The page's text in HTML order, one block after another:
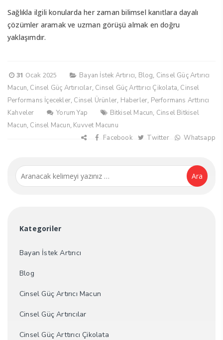
Sağlıkla ilgili konularda her zaman bilimsel kanıtlara dayalı
çözümler aramak ve uzman görüşü almak en doğru
yaklaşımdır.
31 Ocak 2025 Bayan İstek Artırıcı, Blog, Cinsel Güç Artırıcı
Macun, Cinsel Güç Artırıcılar, Cinsel Güç Arttırıcı Çikolata, Cinsel
Performans İçecekler, Cinsel Ürünler, Haberler, Performans Arttırıcı
Kahveler
Yorum Yap Bitkisel Macun, Cinsel Bitkisel
Macun, Cinsel Macun, Kuvvet Macunu
Facebook
Twitter Whatsapp
Ara
Kategoriler
Bayan İstek Artırıcı
Blog
Cinsel Güç Artırıcı Macun
Cinsel Güç Artırıcılar
Cinsel Güç Arttırıcı Çikolata